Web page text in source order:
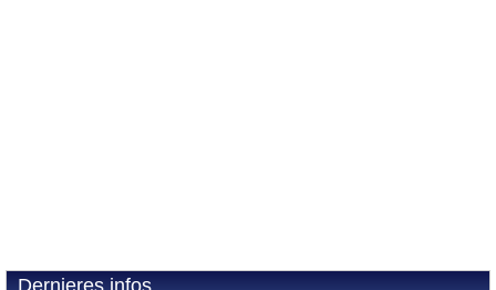
Dernieres infos